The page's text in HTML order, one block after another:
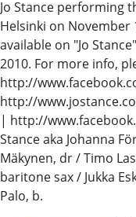
Jo Stance performing
Helsinki on November
available on "Jo
2010. For more info,
http://
http://
| http://
Stance aka Johanna
Mäkynen, dr / Timo
baritone sax / Jukka
Palo, b.